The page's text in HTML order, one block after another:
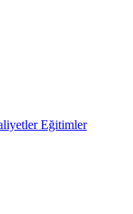
Eğitimler